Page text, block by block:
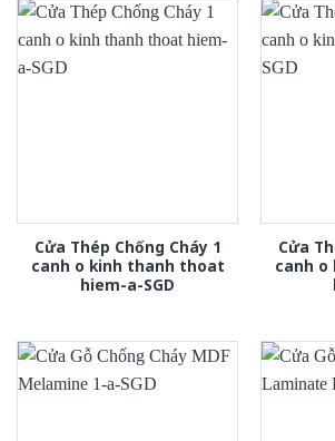
Cửa Thép Chống Cháy 1
canh o kinh thanh thoat
hiem-a-SGD
Cửa
canh